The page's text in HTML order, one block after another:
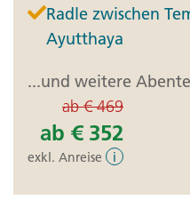
Radle zwischen
Ayutthaya
...und weitere
ab€ 469
ab € 352
exkl. Anreise i